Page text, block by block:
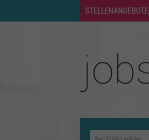
STELLENANGEBOTE